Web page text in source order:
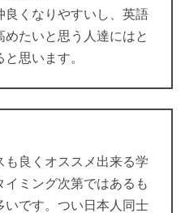
良くなりやすいし、英語
たいと思う人達にはと
思います。
も良くオススメ出来る学
ミング次第ではあるも
いです。つい日本人同士